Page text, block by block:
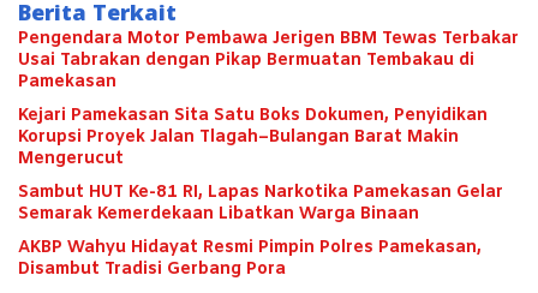
Berita Terkait
Pengendara Motor Pembawa Jerigen BBM Tewas Terbakar
Usai Tabrakan dengan Pikap Bermuatan Tembakau di
Pamekasan
Kejari Pamekasan Sita Satu Boks Dokumen, Penyidikan
Korupsi Proyek Jalan Tlagah–Bulangan Barat Makin
Mengerucut
Sambut HUT Ke-81 RI, Lapas Narkotika Pamekasan Gelar
Semarak Kemerdekaan Libatkan Warga Binaan
AKBP Wahyu Hidayat Resmi Pimpin Polres Pamekasan,
Disambut Tradisi Gerbang Pora